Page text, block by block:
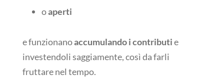
oaperti
e funzionanoaccumulando i contributie
investendoli saggiamente, così da farli
fruttare nel tempo.